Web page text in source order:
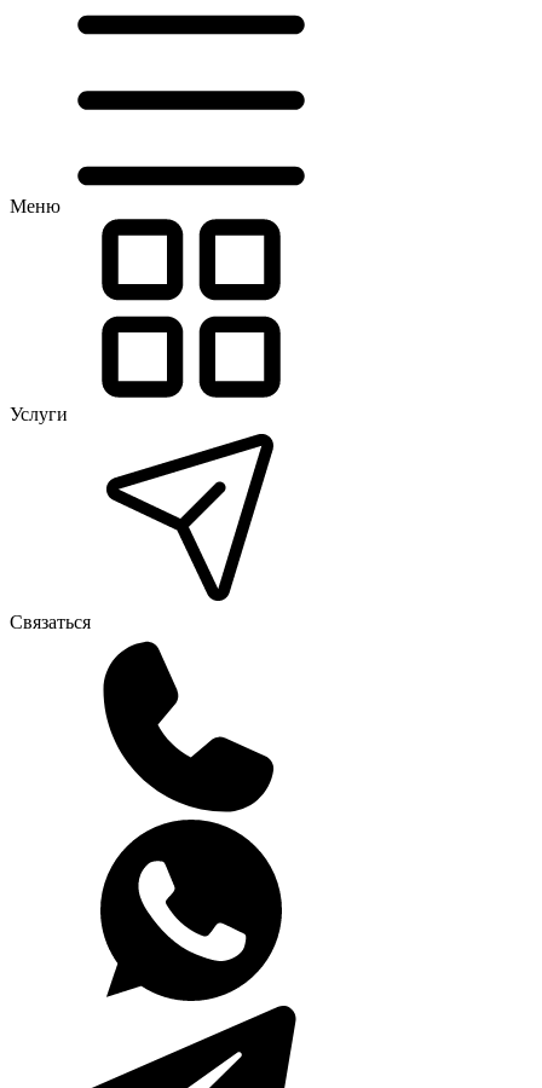
Меню
Услуги
Связаться